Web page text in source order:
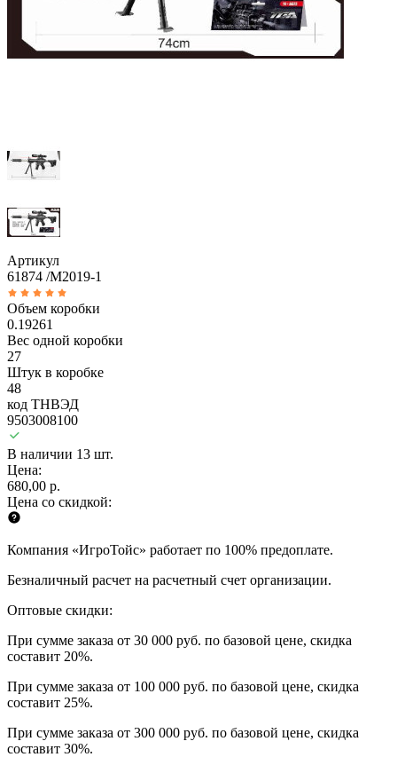
Артикул
61874 /M2019-1
Объем коробки
0.19261
Вес одной коробки
27
Штук в коробке
48
код ТНВЭД
9503008100
В наличии 13 шт.
Цена:
680,00 р.
Цена со скидкой:
Компания «ИгроТойс» работает по 100% предоплате.
Безналичный расчет на расчетный счет организации.
Оптовые скидки:
При сумме заказа от 30 000 руб. по базовой цене, скидка
составит 20%.
При сумме заказа от 100 000 руб. по базовой цене, скидка
составит 25%.
При сумме заказа от 300 000 руб. по базовой цене, скидка
составит 30%.